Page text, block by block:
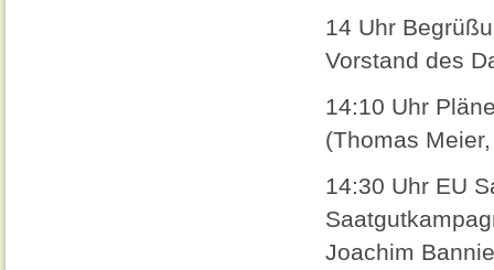
14 Uhr
Vorstand des
14:10 Uhr
(Thomas
14:30 Uhr EU
Joachim